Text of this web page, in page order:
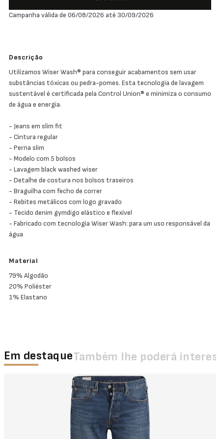
Campanha válida de 06/08/2026 até 30/09/2026
Descrição
Utilizamos Wiser Wash® para conseguir acabamentos sem usar
substâncias tóxicas ou pedra-pomes. Esta tecnologia de lavagem
sustentável é certificada pela Control Union® e minimiza o consumo
de água e energia.
- Jeans em slim fit
- Cintura regular
- Perna slim
- Modelo com 5 bolsos
- Lavagem black washed wiser
- Detalhe de costura nos bolsos traseiros
- Braguilha com fecho de correr
- Rebites metálicos com logo gravado
- Tecido denim gymdigo elástico e flexível
- Fabricado com tecnologia Wiser Wash: para um uso responsável da
água
Material
79% Algodão
20% Poliéster
1% Elastano
Em destaqueTambém lhe poderá